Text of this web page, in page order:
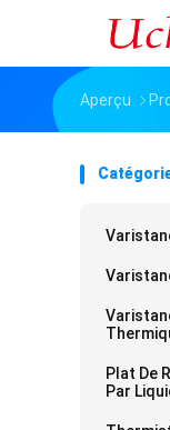
Aperçu
Plat De
Par